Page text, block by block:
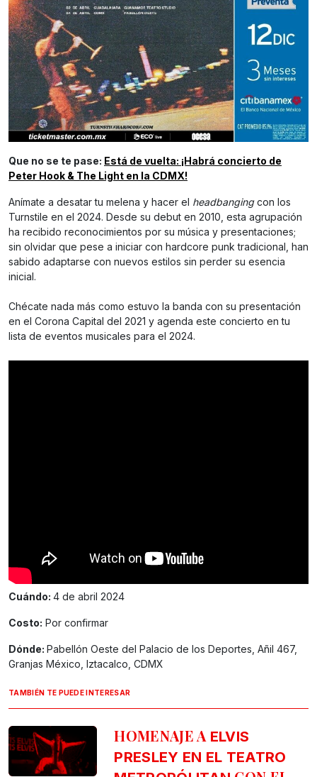
Que no se te pase: Está de vuelta: ¡Habrá concierto de
Peter Hook & The Light en la CDMX!
Anímate a desatar tu melena y hacer el headbangingcon los
Turnstile en el 2024. Desde su debut en 2010, esta agrupación
ha recibido reconocimientos por su música y presentaciones;
sin olvidar que pese a iniciar con hardcore punk tradicional, han
sabido adaptarse con nuevos estilos sin perder su esencia
inicial.
Chécate nada más como estuvo la banda con su presentación
en el Corona Capital del 2021 y agenda este concierto en tu
lista de eventos musicales para el 2024.
Cuándo: 4 de abril 2024
Costo: Por confirmar
Dónde: Pabellón Oeste del Palacio de los Deportes, Añil 467,
Granjas México, Iztacalco, CDMX
TAMBIÉN TE PUEDE INTERESAR
HOMENAJE AELVIS
PRESLEY EN EL TEATRO